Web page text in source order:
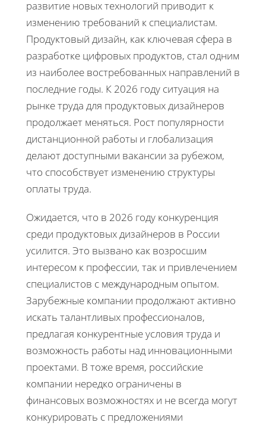
развитие новых технологий приводит к
изменению требований к специалистам.
Продуктовый дизайн, как ключевая сфера в
разработке цифровых продуктов, стал одним
из наиболее востребованных направлений в
последние годы. К 2026 году ситуация на
рынке труда для продуктовых дизайнеров
продолжает меняться. Рост популярности
дистанционной работы и глобализация
делают доступными вакансии за рубежом,
что способствует изменению структуры
оплаты труда.
Ожидается, что в 2026 году конкуренция
среди продуктовых дизайнеров в России
усилится. Это вызвано как возросшим
интересом к профессии, так и привлечением
специалистов с международным опытом.
Зарубежные компании продолжают активно
искать талантливых профессионалов,
предлагая конкурентные условия труда и
возможность работы над инновационными
проектами. В тоже время, российские
компании нередко ограничены в
финансовых возможностях и не всегда могут
конкурировать с предложениями